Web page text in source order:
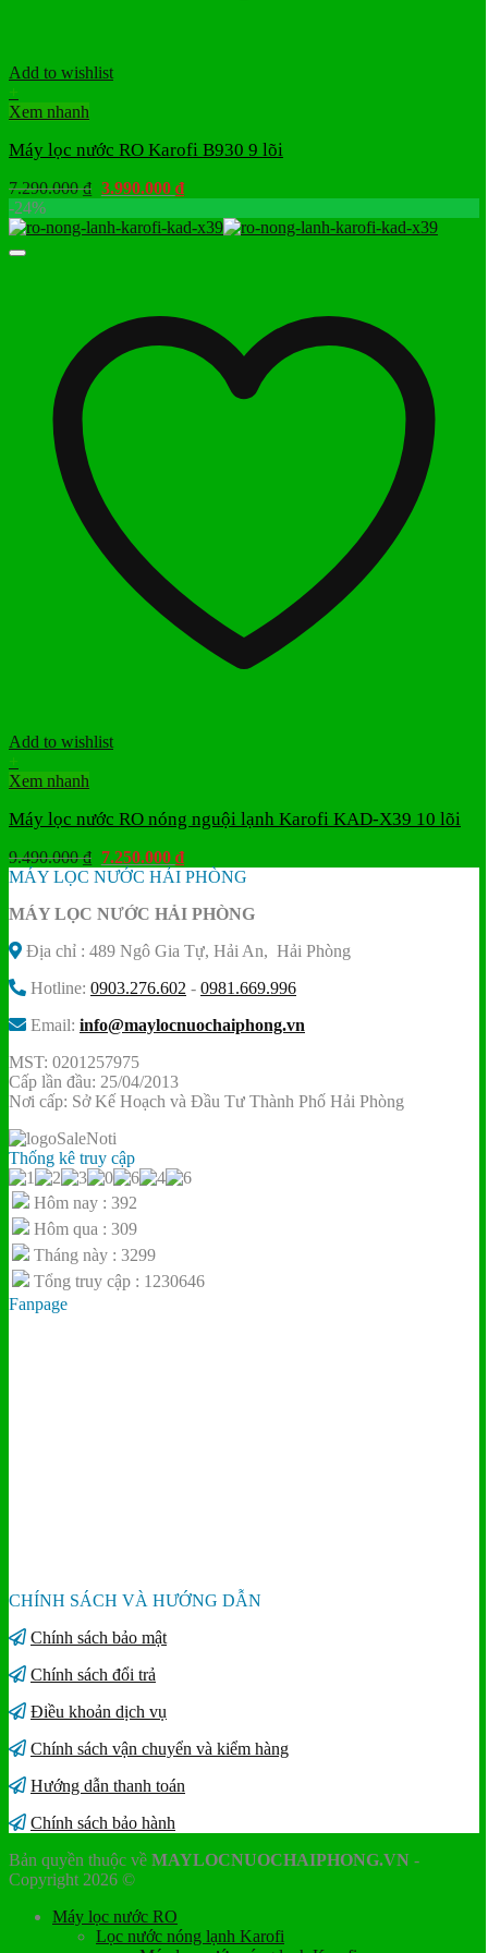
Add to wishlist
+
Xem nhanh
Máy lọc nước RO Karofi B930 9 lõi
7.290.000₫ Giá
là:
3.990.000 ₫Giá
tại
-24%
Add to wishlist
+
Xem nhanh
Máy lọc nước RO nóng nguội lạnh Karofi KAD-X39 10 lõi
9.490.000₫ Giá
gốc
9.490.000 ₫.
7.250.000 ₫Giá
hiện
là:
MÁY LỌC NƯỚC HẢI PHÒNG
MÁY LỌC NƯỚC HẢI PHÒNG
Địa chỉ : 489 Ngô Gia Tự, Hải An, Hải Phòng
Hotline: 0903.276.602 - 0981.669.996
Email: info@maylocnuochaiphong.vn
MST: 0201257975
Cấp lần đầu: 25/04/2013
Nơi cấp: Sở Kế Hoạch và Đầu Tư Thành Phố Hải Phòng
Thống kê truy cập
Hôm nay : 392
Hôm qua : 309
Tháng này : 3299
Tổng truy cập : 1230646
Fanpage
CHÍNH SÁCH VÀ HƯỚNG DẪN
Chính sách bảo mật
Chính sách đổi trả
Điều khoản dịch vụ
Chính sách vận chuyển và kiểm hàng
Hướng dẫn thanh toán
Chính sách bảo hành
Bản quyền thuộc về MAYLOCNUOCHAIPHONG.VN -
Copyright 2026 ©
Máy lọc nước RO
Lọc nước nóng lạnh Karofi